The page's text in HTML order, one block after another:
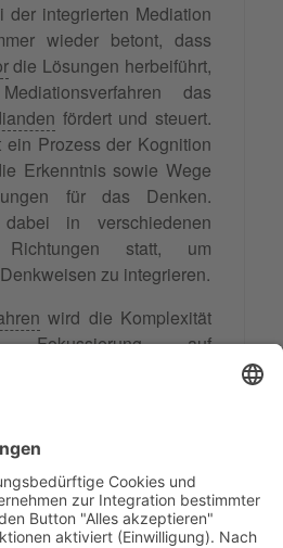
der integrierten Mediation
wieder betont, dass
die Lösungen herbeiführt,
das
fördert und steuert.
Prozess der Kognition
Erkenntnis sowie Wege
für das Denken.
in verschiedenen
statt, um
zu integrieren.
wird die Komplexität
auf
erfasst jedoch alle
in Denkprozesse,
wozu
wird.